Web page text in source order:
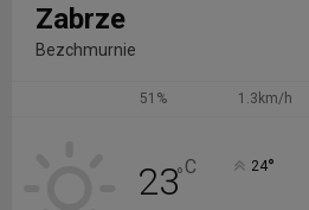
Zabrze
Bezchmurnie
51% 1.3km/h
23°C 24°